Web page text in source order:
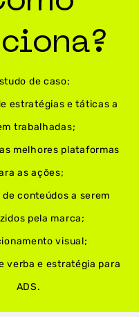
de caso;
estratégias e táticas a
trabalhadas;
melhores plataformas
as ações;
de conteúdos a serem
pela marca;
visual;
verba e estratégia para
ADS.